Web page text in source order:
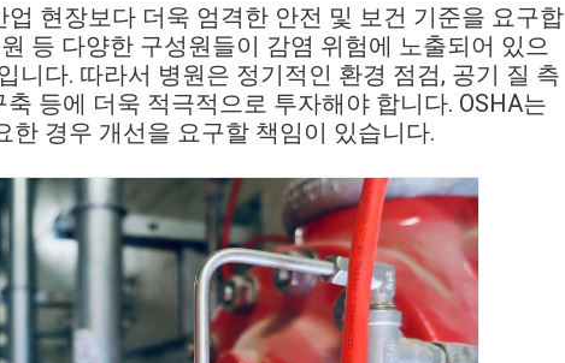
현장보다 더욱 엄격한 안전 및 보건 기준을 요구합
등 다양한 구성원들이 감염 위험에 노출되어 있으
니다. 따라서 병원은 정기적인 환경 점검, 공기 질 측
등에 더욱 적극적으로 투자해야 합니다. OSHA는
경우 개선을 요구할 책임이 있습니다.